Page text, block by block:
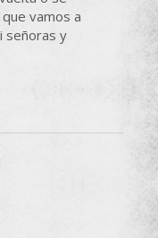
vamos a
señoras y